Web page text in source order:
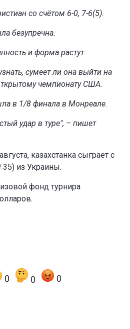
со счётом 6-0, 7-6(5).
безупречна.
и форма растут.
сумеет ли она выйти на
чемпионату США.
в 1/8 финала в Монреале.
удар в туре", – пишет
казахстанка сыграет с
из Украины.
фонд турнира
0 0 0